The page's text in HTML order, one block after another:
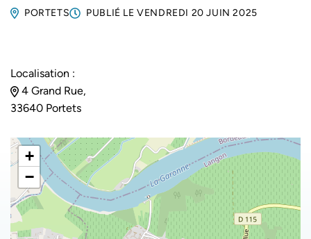
PORTETS
PUBLIÉ LEVENDREDI 20 JUIN 2025
Localisation :
4 Grand Rue,
33640 Portets
+
−